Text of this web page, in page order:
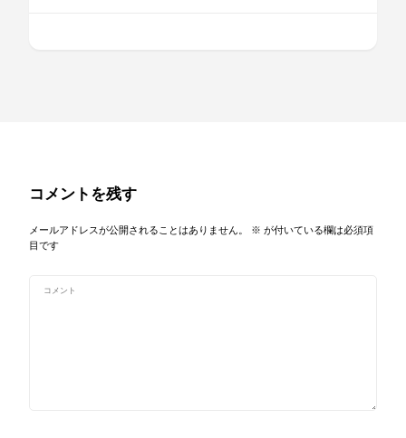
コメントを残す
メールアドレスが公開されることはありません。 ※ が付いている欄は必須項
目です